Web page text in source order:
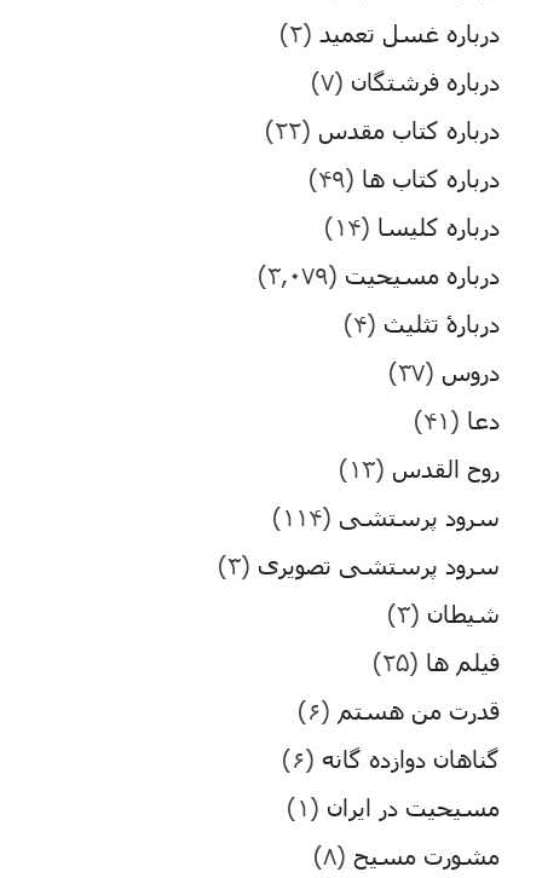
درباره غسل تعمید (۲)
درباره فرشتگان (۷)
درباره کتاب مقدس (۲۲)
درباره کتاب ها (۴۹)
درباره کلیسا (۱۴)
درباره مسیحیت (۳,۰۷۹)
دربارۀ تثلیث (۴)
دروس (۳۷)
دعا (۴۱)
روح القدس (۱۳)
سرود پرستشی (۱۱۴)
سرود پرستشی تصویری (۳)
شیطان (۳)
فیلم ها (۲۵)
قدرت من هستم (۶)
گناهان دوازده گانه (۶)
مسیحیت در ایران (۱)
مشورت مسیح (۸)